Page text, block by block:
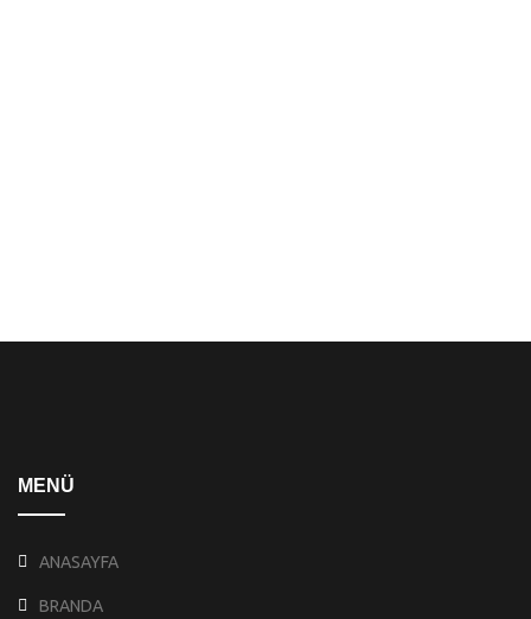
MENÜ
ANASAYFA
BRANDA